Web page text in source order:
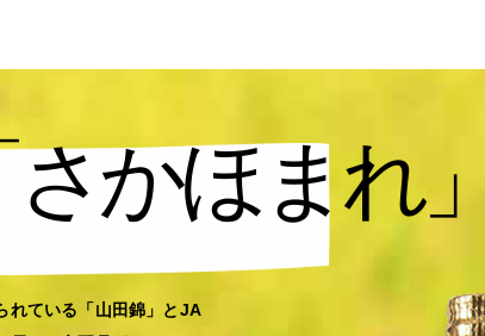
さかほまれ
れている「山田錦」とJA